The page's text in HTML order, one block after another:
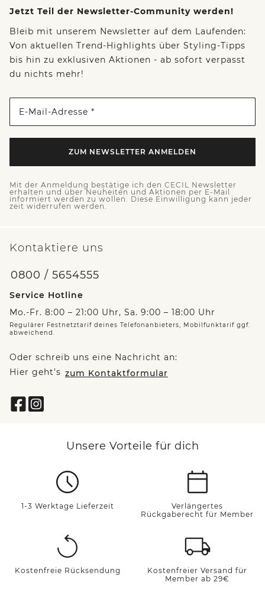
Jetzt Teil der Newsletter-Community werden!
Bleib mit unserem Newsletter auf dem Laufenden:
Von aktuellen Trend-Highlights über Styling-Tipps
bis hin zu exklusiven Aktionen - ab sofort verpasst
du nichts mehr!
E-Mail-Adresse *
ZUM NEWSLETTER ANMELDEN
Mit der Anmeldung bestätige ich den CECIL Newsletter
erhalten und über Neuheiten und Aktionen per E-Mail
informiert werden zu wollen. Diese Einwilligung kann jeder
zeit widerrufen werden.
Kontaktiere uns
0800 / 5654555
Service Hotline
Mo.-Fr. 8:00 – 21:00 Uhr, Sa. 9:00 – 18:00 Uhr
Regulärer Festnetztarif deines Telefonanbieters, Mobilfunktarif ggf.
abweichend.
Oder schreib uns eine Nachricht an:
Hier geht’s zum Kontaktformular
Unsere Vorteile für dich
1-3 Werktage Lieferzeit
Verlängertes
Rückgaberecht für Member
Kostenfreie Rücksendung
Kostenfreier Versand für
Member ab 29€